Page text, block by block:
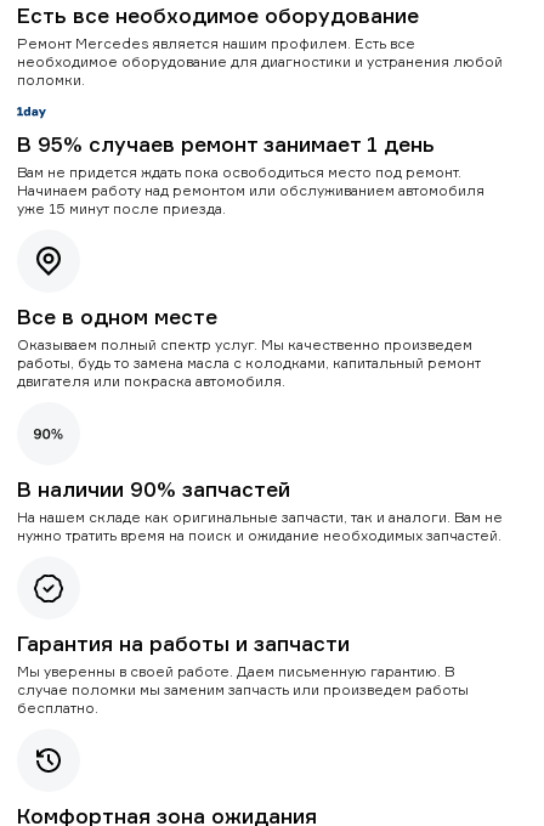
Есть все необходимое оборудование
Ремонт Mercedes является нашим профилем. Есть все
необходимое оборудование для диагностики и устранения любой
поломки.
В 95% случаев ремонт занимает 1 день
Вам не придется ждать пока освободиться место под ремонт.
Начинаем работу над ремонтом или обслуживанием автомобиля
уже 15 минут после приезда.
Все в одном месте
Оказываем полный спектр услуг. Мы качественно произведем
работы, будь то замена масла с колодками, капитальный ремонт
двигателя или покраска автомобиля.
В наличии 90% запчастей
На нашем складе как оригинальные запчасти, так и аналоги. Вам не
нужно тратить время на поиск и ожидание необходимых запчастей.
Гарантия на работы и запчасти
Мы уверенны в своей работе. Даем письменную гарантию. В
случае поломки мы заменим запчасть или произведем работы
бесплатно.
Комфортная зона ожидания